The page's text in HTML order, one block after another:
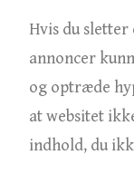
Hvis du
annoncer
og optræde
at websitet
indhold, du